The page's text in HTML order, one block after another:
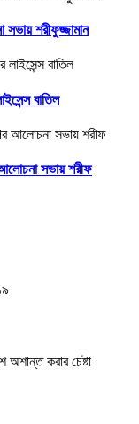
সভায় শরীফুজ্জামান
বাতিল
সভায় শরীফ